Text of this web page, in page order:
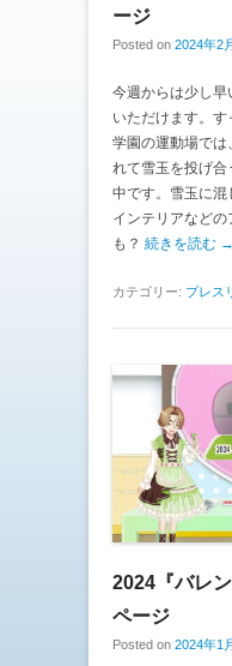
ージ
Posted on 2024年2
今週からは少し
いただけます。
学園の運動場で
れて雪玉を投げ
中です。雪玉に
インテリアなどの
も？ 続きを読む →
カテゴリー: プレス
2024『バレ
ページ
Posted on 2024年1